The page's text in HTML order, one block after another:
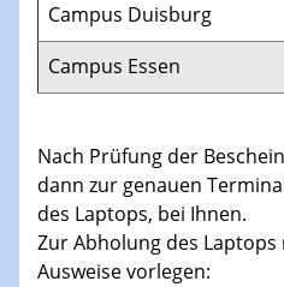
Campus Duisburg
Campus Essen
Nach Prüfung der
dann zur genauen
des Laptops, bei Ihnen.
Zur Abholung des Laptops
Ausweise vorlegen: